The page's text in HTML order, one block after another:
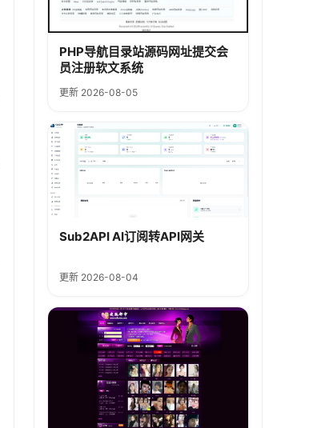
PHP导航目录站源码网址提交会
员注册软文系统
更新 2026-08-05
Sub2API AI订阅转API网关
更新 2026-08-04